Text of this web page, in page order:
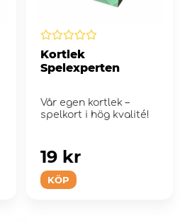
Kortlek
Spelexperten
Vår egen kortlek –
spelkort i hög kvalité!
KÖP
19 kr